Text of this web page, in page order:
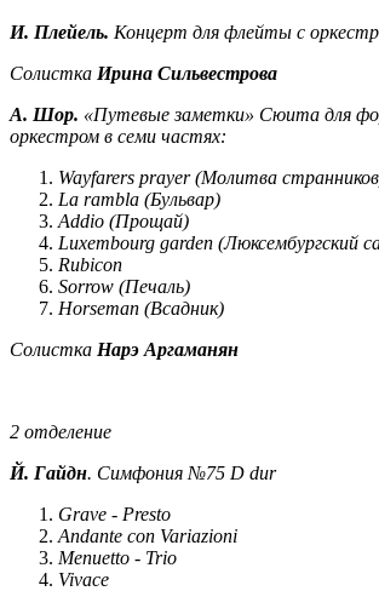
И. Плейель. Концерт для флейты с
Солистка Ирина Сильвестрова
А. Шор. «Путевые заметки» Сюита для
оркестром в семи частях:
Wayfarers prayer (Молитва
La rambla (Бульвар)
Addio (Прощай)
Luxembourg garden (Люксембургский
Rubicon
Sorrow (Печаль)
Horseman (Всадник)
Солистка Нарэ Аргаманян
2 отделение
Й. Гайдн. Симфония №75 D dur
Grave - Presto
Andante con Variazioni
Menuetto - Trio
Vivace